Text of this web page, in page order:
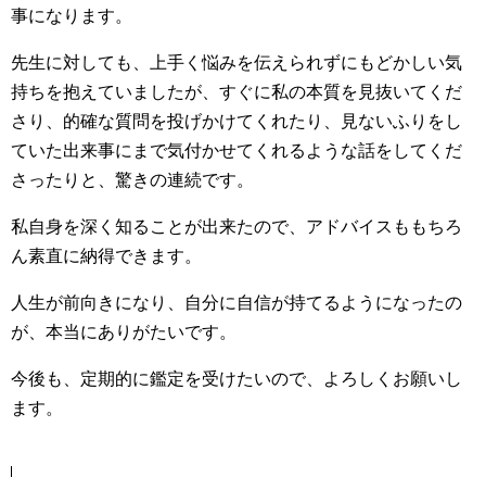
事になります。
先生に対しても、上手く悩みを伝えられずにもどかしい気
持ちを抱えていましたが、すぐに私の本質を見抜いてくだ
さり、的確な質問を投げかけてくれたり、見ないふりをし
ていた出来事にまで気付かせてくれるような話をしてくだ
さったりと、驚きの連続です。
私自身を深く知ることが出来たので、アドバイスももちろ
ん素直に納得できます。
人生が前向きになり、自分に自信が持てるようになったの
が、本当にありがたいです。
今後も、定期的に鑑定を受けたいので、よろしくお願いし
ます。